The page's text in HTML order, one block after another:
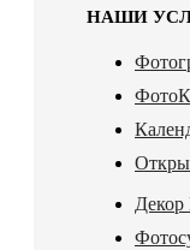
НАШИ
Декор